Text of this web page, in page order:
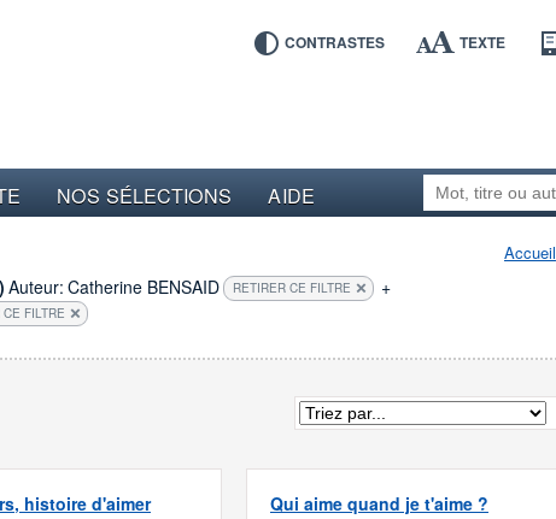
CONTRASTES TEXTE
NOS SÉLECTIONS AIDE
Accueil
Auteur: Catherine BENSAID RETIRER CE FILTRE
+
FILTRE
histoire d'aimer
Qui aime quand je t'aime ?